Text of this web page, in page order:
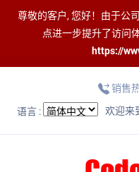
尊敬的客户, 您好！由于公
点进一步提升了访问
https://
销售
语言 : 欢迎来